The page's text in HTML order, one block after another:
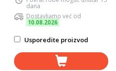
dana
Dostavljamo već od
10.08.2026
Usporedite proizvod